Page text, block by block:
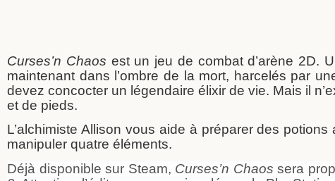
Curses’n Chaos est un jeu de combat d’arène 2D.
maintenant dans l’ombre de la mort, harcelés par
devez concocter un légendaire élixir de vie. Mais il
et de pieds.
L’alchimiste Allison vous aide à préparer des
manipuler quatre éléments.
Déjà disponible sur Steam, Curses’n Chaos sera